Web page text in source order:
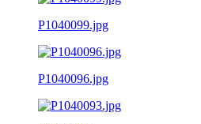
P1040099.jpg
P1040096.jpg